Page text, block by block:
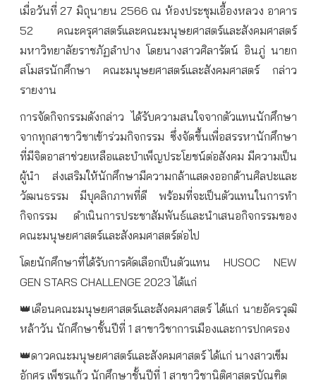
เมื่อวันที่ 27 มิถุนายน 2566 ณ ห้องประชุมเอื้องหลวง อาคาร
52 คณะครุศาสตร์และคณะมนุษยศาสตร์และสังคมศาสตร์
มหาวิทยาลัยราชภัฏลำปาง โดยนางสาวศิลารัตน์ อินภู่ นายก
สโมสรนักศึกษา คณะมนุษยศาสตร์และสังคมศาสตร์ กล่าว
รายงาน
การจัดกิจกรรมดังกล่าว ได้รับความสนใจจากตัวแทนนักศึกษา
จากทุกสาขาวิชาเข้าร่วมกิจกรรม ซึ่งจัดขึ้นเพื่อสรรหานักศึกษา
ที่มีจิตอาสาช่วยเหลือและบำเพ็ญประโยชน์ต่อสังคม มีความเป็น
ผู้นำ ส่งเสริมให้นักศึกษามีความกล้าแสดงออกด้านศิลปะและ
วัฒนธรรม มีบุคลิกภาพที่ดี พร้อมที่จะเป็นตัวแทนในการทำ
กิจกรรม ดำเนินการประชาสัมพันธ์และนำเสนอกิจกรรมของ
คณะมนุษยศาสตร์และสังคมศาสตร์ต่อไป
โดยนักศึกษาที่ได้รับการคัดเลือกเป็นตัวแทน HUSOC NEW
GEN STARS CHALLENGE 2023 ได้แก่
👑เดือนคณะมนุษยศาสตร์และสังคมศาสตร์ ได้แก่ นายอัครวุฒิ
หล้าวัน นักศึกษาชั้นปีที่ 1 สาขาวิชาการเมืองและการปกครอง
👑ดาวคณะมนุษยศาสตร์และสังคมศาสตร์ ได้แก่ นางสาวเข็ม
อักศร เพ็ชรแก้ว นักศึกษาชั้นปีที่ 1 สาขาวิชานิติศาสตรบัณฑิต